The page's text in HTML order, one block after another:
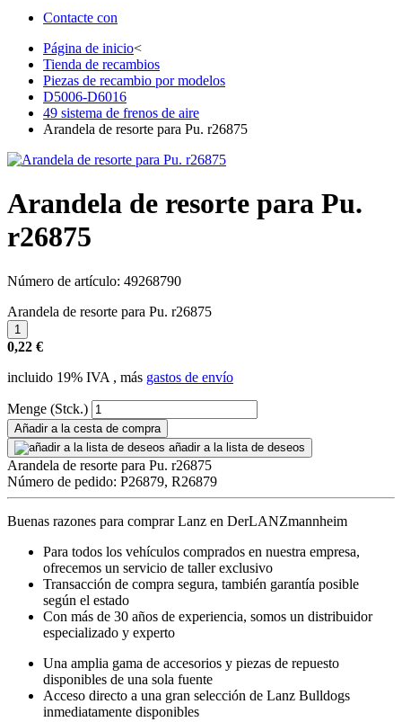
Contacte con
Página de inicio<
Tienda de recambios
Piezas de recambio por modelos
D5006-D6016
49 sistema de frenos de aire
Arandela de resorte para Pu. r26875
Arandela de resorte para Pu.
r26875
Número de artículo: 49268790
Arandela de resorte para Pu. r26875
0,22 €
incluido 19% IVA , más gastos de envío
Menge (Stck.)
Añadir a la cesta de compra
añadir a la lista de deseos
Arandela de resorte para Pu. r26875
Número de pedido: P26879, R26879
Buenas razones para comprar Lanz en DerLANZmannheim
Para todos los vehículos comprados en nuestra empresa,
ofrecemos un servicio de taller exclusivo
Transacción de compra segura, también garantía posible
según el estado
Con más de 30 años de experiencia, somos un distribuidor
especializado y experto
Una amplia gama de accesorios y piezas de repuesto
disponibles de una sola fuente
Acceso directo a una gran selección de Lanz Bulldogs
inmediatamente disponibles